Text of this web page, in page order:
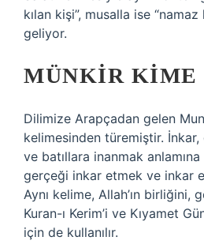
kılan kişi”, musalla ise “namaz
geliyor.
MÜNKIR KIME
Dilimize Arapçadan gelen
kelimesinden türemiştir.
ve batıllara inanmak
gerçeği inkar etmek ve inkar
Aynı kelime, Allah’ın birliğini,
Kuran-ı Kerim’i ve Kıyamet
için de kullanılır.